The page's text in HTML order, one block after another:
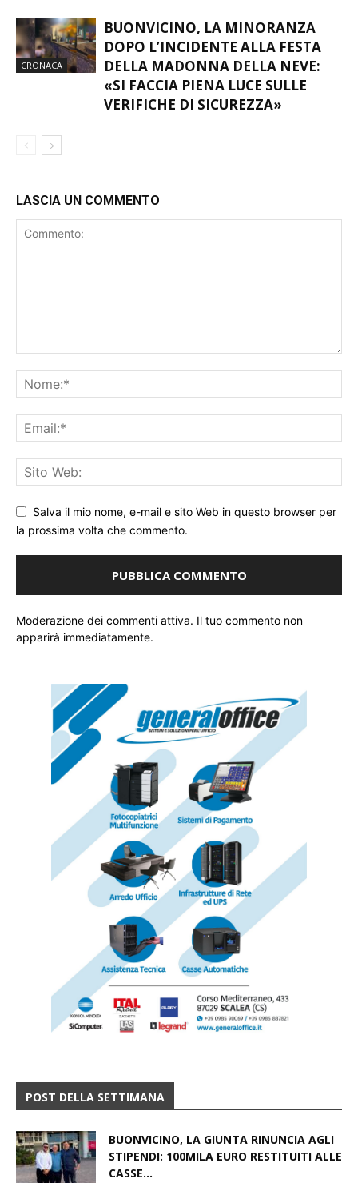
CRONACA
BUONVICINO, LA MINORANZA
DOPO L’INCIDENTE ALLA FESTA
DELLA MADONNA DELLA NEVE:
«SI FACCIA PIENA LUCE SULLE
VERIFICHE DI SICUREZZA»
LASCIA UN COMMENTO
Salva il mio nome, e-mail e sito Web in questo browser per
la prossima volta che commento.
Moderazione dei commenti attiva. Il tuo commento non
apparirà immediatamente.
POST DELLA SETTIMANA
BUONVICINO, LA GIUNTA RINUNCIA AGLI
STIPENDI: 100MILA EURO RESTITUITI ALLE
CASSE...